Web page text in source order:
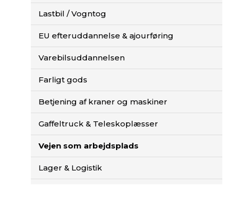
L
a
g
e
&
r
n
p
t
Lastbil / Vogntog
EU efteruddannelse & ajourføring
Varebilsuddannelsen
Farligt gods
Betjening af kraner og maskiner
Gaffeltruck & Teleskoplæsser
Vejen som arbejdsplads
Lager & Logistik